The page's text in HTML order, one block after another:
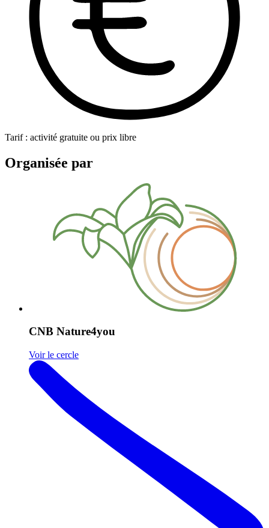
Tarif : activité gratuite ou prix libre
Organisée par
CNB Nature4you
Voir le cercle